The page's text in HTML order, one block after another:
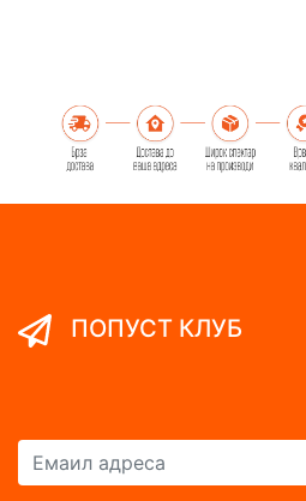
ПОПУСТ КЛУБ
Емаил адреса